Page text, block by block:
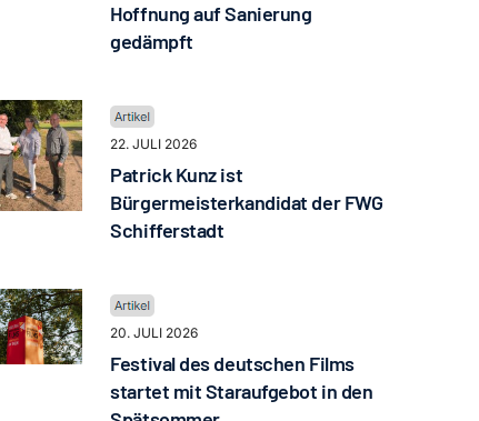
Hoffnung auf Sanierung
gedämpft
22. JULI 2026
Patrick Kunz ist
Bürgermeisterkandidat der FWG
Schifferstadt
20. JULI 2026
Festival des deutschen Films
startet mit Staraufgebot in den